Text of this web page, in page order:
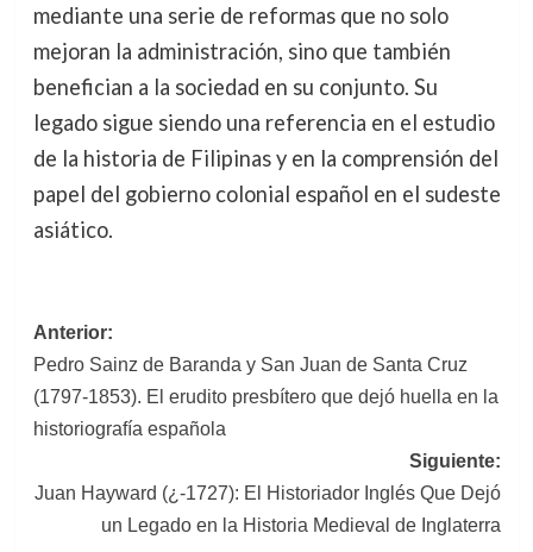
mediante una serie de reformas que no solo
mejoran la administración, sino que también
benefician a la sociedad en su conjunto. Su
legado sigue siendo una referencia en el estudio
de la historia de Filipinas y en la comprensión del
papel del gobierno colonial español en el sudeste
asiático.
Navegación
de
entradas
Anterior:
Pedro Sainz de Baranda y San Juan de Santa Cruz
(1797-1853). El erudito presbítero que dejó huella en la
historiografía española
Siguiente:
Juan Hayward (¿-1727): El Historiador Inglés Que Dejó
un Legado en la Historia Medieval de Inglaterra